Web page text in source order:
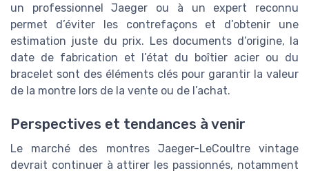
un professionnel Jaeger ou à un expert reconnu
permet d’éviter les contrefaçons et d’obtenir une
estimation juste du prix. Les documents d’origine, la
date de fabrication et l’état du boîtier acier ou du
bracelet sont des éléments clés pour garantir la valeur
de la montre lors de la vente ou de l’achat.
Perspectives et tendances à venir
Le marché des montres Jaeger-LeCoultre vintage
devrait continuer à attirer les passionnés, notamment